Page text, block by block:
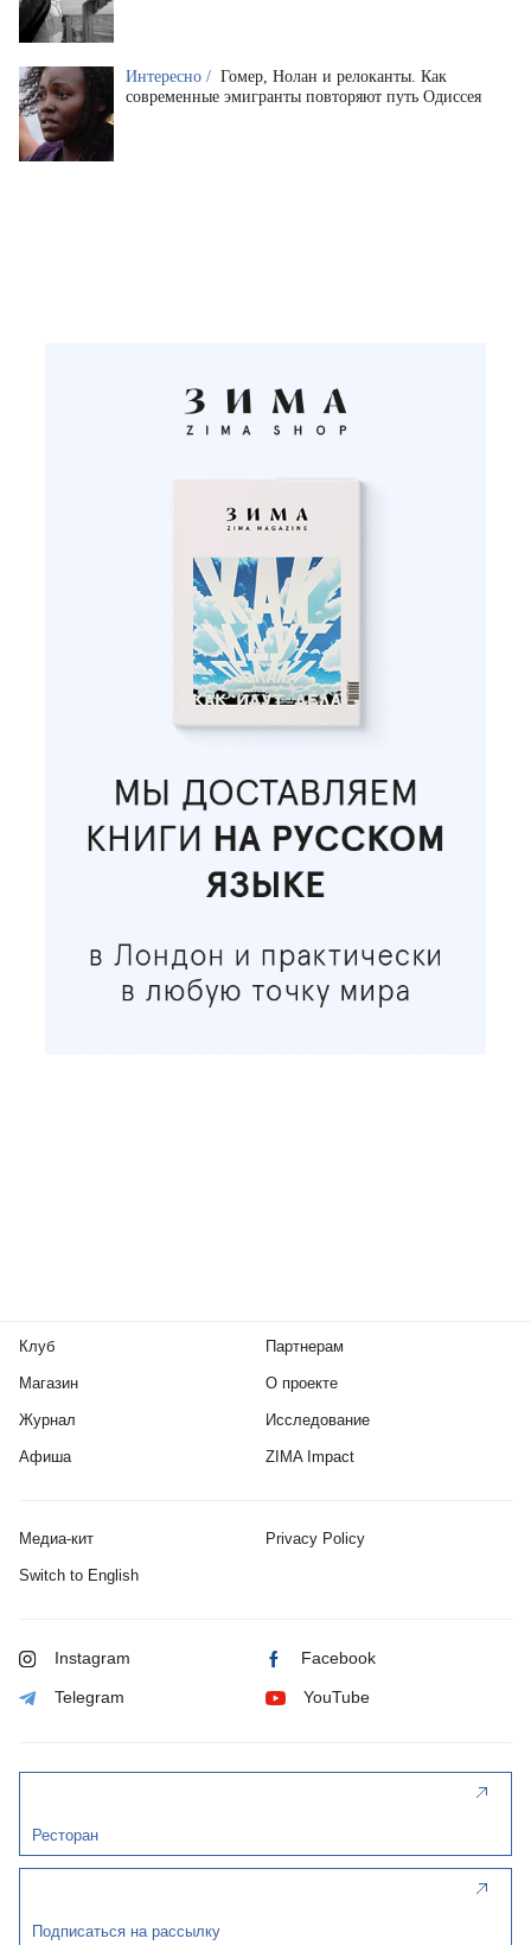
Интересно / Гомер, Нолан и релоканты. Как
современные эмигранты повторяют путь Одиссея
Клуб
Магазин
Журнал
Афиша
Партнерам
О проекте
Исследование
ZIMA Impact
Медиа-кит Privacy Policy
Switch to English
Instagram Facebook
Telegram YouTube
Ресторан
Подписаться на рассылку